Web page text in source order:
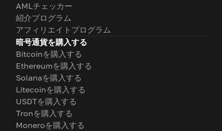
AMLチェッカー
紹介プログラム
アフィリエイトプログラム
暗号通貨を購入する
Bitcoinを購入する
Ethereumを購入する
Solanaを購入する
Litecoinを購入する
USDTを購入する
Tronを購入する
Moneroを購入する